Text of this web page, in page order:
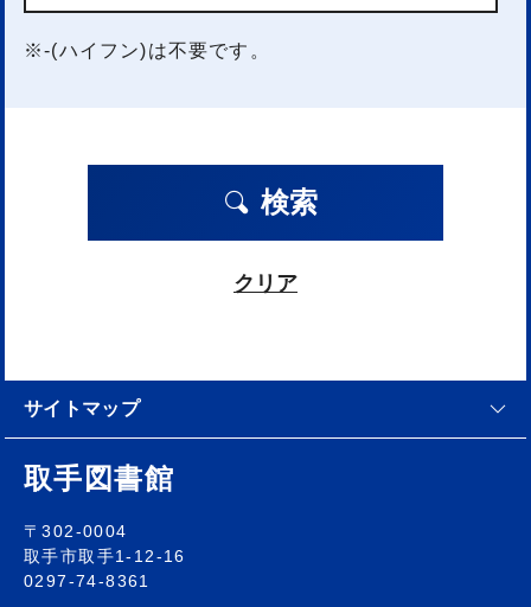
※-(ハイフン)は不要です。
検索
クリア
サイトマップ
取手図書館
〒302-0004
取手市取手1-12-16
0297-74-8361